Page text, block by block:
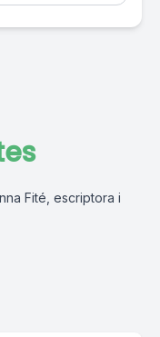
Fité, escriptora i